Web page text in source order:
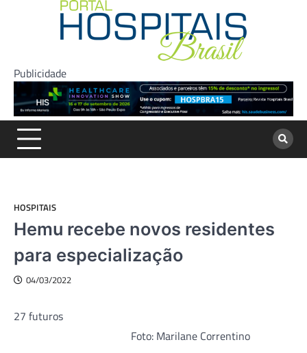
Publicidade
HOSPITAIS
Hemu recebe novos residentes
para especialização
04/03/2022
Foto: Marilane Correntino
27 futuros